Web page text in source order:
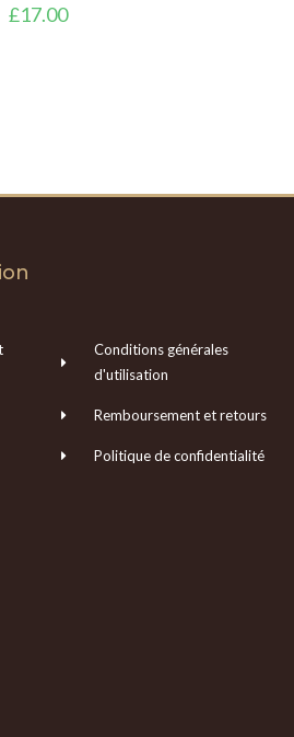
£17.00
Conditions générales
d'utilisation
Remboursement et retours
Politique de confidentialité